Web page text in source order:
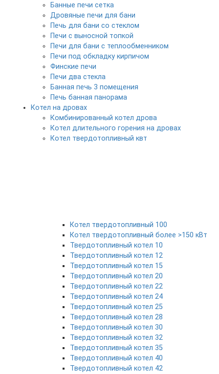
Банные печи сетка
Дровяные печи для бани
Печь для бани со стеклом
Печи с выносной топкой
Печи для бани с теплообменником
Печи под обкладку кирпичом
Финские печи
Печи два стекла
Банная печь 3 помещения
Печь банная панорама
Котел на дровах
Комбинированный котел дрова
Котел длительного горения на дровах
Котел твердотопливный квт
Котел твердотопливный 100
Котел твердотопливный более >150 кВт
Твердотопливный котел 10
Твердотопливный котел 12
Твердотопливный котел 15
Твердотопливный котел 20
Твердотопливный котел 22
Твердотопливный котел 24
Твердотопливный котел 25
Твердотопливный котел 28
Твердотопливный котел 30
Твердотопливный котел 32
Твердотопливный котел 35
Твердотопливный котел 40
Твердотопливный котел 42